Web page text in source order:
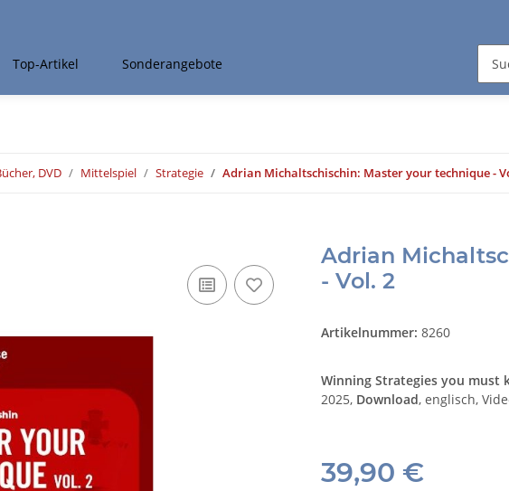
Top-Artikel Sonderangebote
DVD Mittelspiel Strategie Adrian Michaltschischin: Master your technique -
Adrian
- Vol. 2
Artikelnummer: 8260
Winning Strategies you must
2025, Download, englisch,
39,90 €